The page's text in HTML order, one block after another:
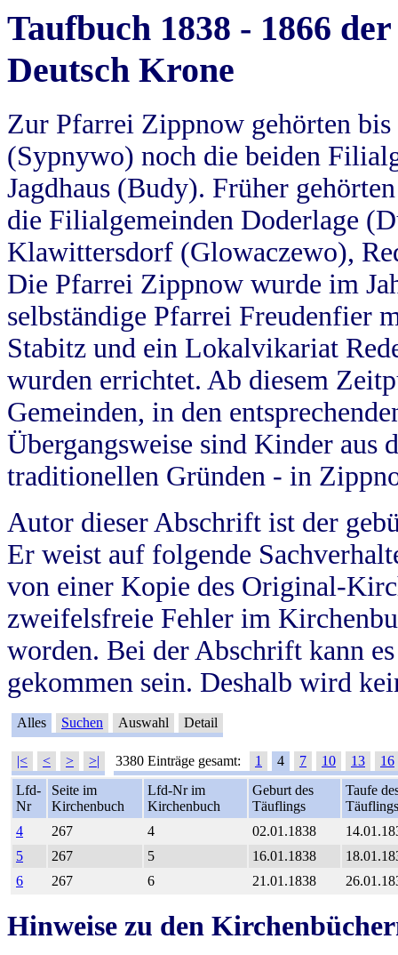
Taufbuch 1838 - 1866
Deutsch Krone
Zur Pfarrei Zippnow gehörten
(Sypnywo) noch die beiden
Jagdhaus (Budy). Früher
die Filialgemeinden Doderlage
Klawittersdorf (Glowaczewo),
Die Pfarrei Zippnow wurde im
selbständige Pfarrei Freudenfier
Stabitz und ein Lokalvikariat
wurden errichtet. Ab diesem
Gemeinden, in den
Übergangsweise sind Kinder aus
traditionellen Gründen - in
Autor dieser Abschrift ist der
Er weist auf folgende
von einer Kopie des Original-
zweifelsfreie Fehler im
worden. Bei der Abschrift kann
gekommen sein. Deshalb wird
Alles Suchen Auswahl Detail
|< < > >| 3380 Einträge gesamt: 1 4 7 10 13
16
Lfd-
Nr
Seite im
Kirchenbuch
Lfd-Nr im
Kirchenbuch
Geburt des
Täuflings
Taufe
Täuflings
4
267 4 02.01.1838
5
267 5 16.01.1838
6
267 6 21.01.1838
Hinweise zu den